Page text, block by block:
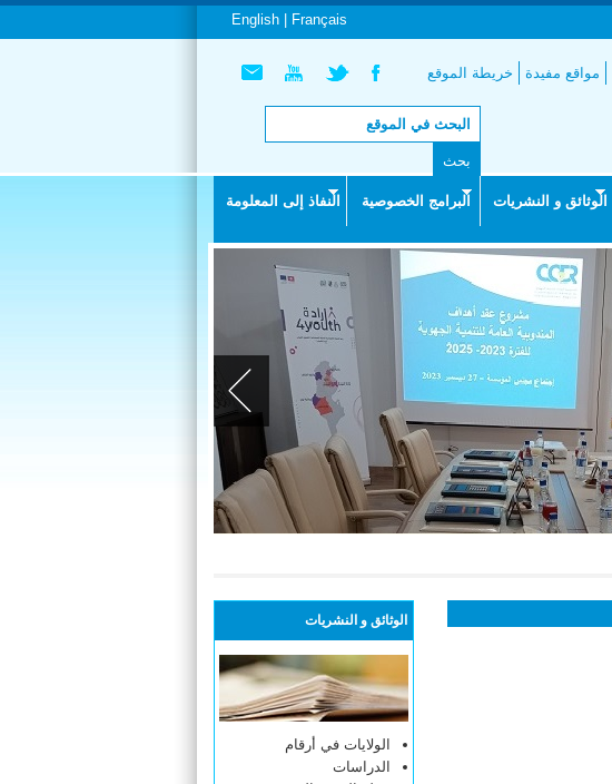
English | Français
خريطة الموقع مواقع مفيدة
الوثائق و النشريات البرامج الخصوصية النفاذ إلى المعلومة
الوثائق و النشريات
الولايات في أرقام
الدراسات